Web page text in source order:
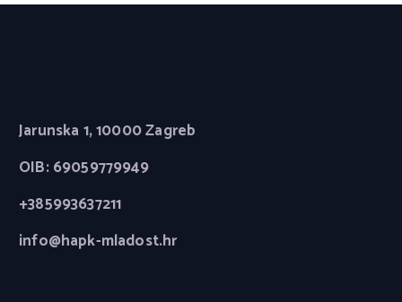
Jarunska 1, 10000 Zagreb
OIB: 69059779949
+385993637211
info@hapk-mladost.hr